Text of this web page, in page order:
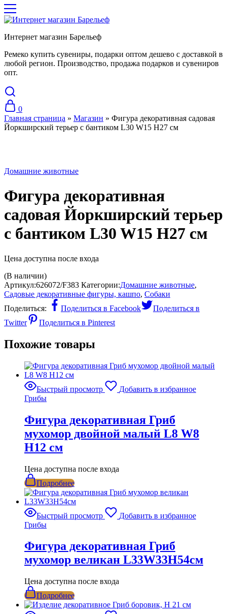
Интернет магазин Барельеф
Ремеко купить сувениры, подарки оптом дешево с доставкой в
любой регион. Производство, продажа подарков и сувениров
опт.
0
Главная страница » Магазин » Фигура декоративная садовая
Йоркширский терьер с бантиком L30 W15 H27 см
Домашние животные
Фигура декоративная
садовая Йоркширский терьер
с бантиком L30 W15 H27 см
Цена доступна после входа
(В наличии)
Артикул:626072/F383 Категории:Домашние животные,
Садовые декоративные фигуры, кашпо, Собаки
Поделиться:
Поделиться в Facebook
Поделиться в
Twitter
Поделиться в Pinterest
Похожие товары
Быстрый просмотр
Добавить в избранное
Грибы
Фигура декоративная Гриб
мухомор двойной малый L8 W8
H12 см
Цена доступна после входа
Подробнее
Быстрый просмотр
Добавить в избранное
Грибы
Фигура декоративная Гриб
мухомор великан L33W33H54см
Цена доступна после входа
Подробнее